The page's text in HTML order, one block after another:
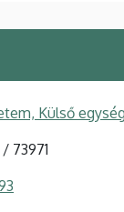
Külső
/ 73971